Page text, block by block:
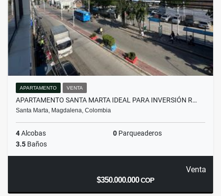
APARTAMENTO VENTA
APARTAMENTO SANTA MARTA IDEAL PARA INVERSIÓN R…
Santa Marta, Magdalena, Colombia
4Alcobas 0 Parqueaderos
3.5 Baños
Venta
$350.000.000COP